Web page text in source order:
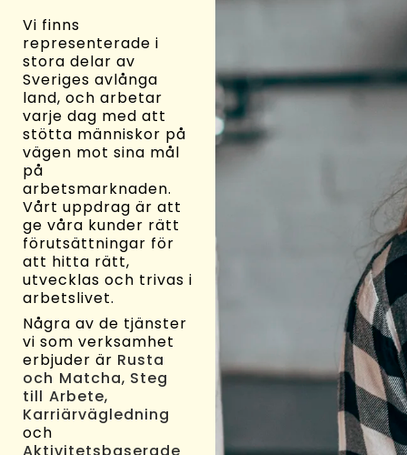
Vi finns
representerade i
stora delar av
Sveriges avlånga
land, och arbetar
varje dag med att
stötta människor på
vägen mot sina mål
på
arbetsmarknaden.
Vårt uppdrag är att
ge våra kunder rätt
förutsättningar för
att hitta rätt,
utvecklas och trivas i
arbetslivet.
Några av de tjänster
vi som verksamhet
erbjuder är Rusta
och Matcha, Steg
till Arbete,
Karriärvägledning
och